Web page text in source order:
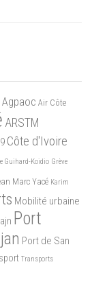
Agpaoc Air Côte
ARSTM
Côte d'Ivoire
Guihard-Koidio Grève
Marc Yacé Karim
Mobilité urbaine
Port
Port de San
Transports